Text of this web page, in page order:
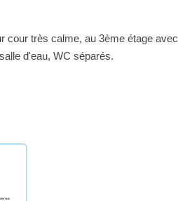
cour très calme, au 3ème étage avec
d'eau, WC séparés.